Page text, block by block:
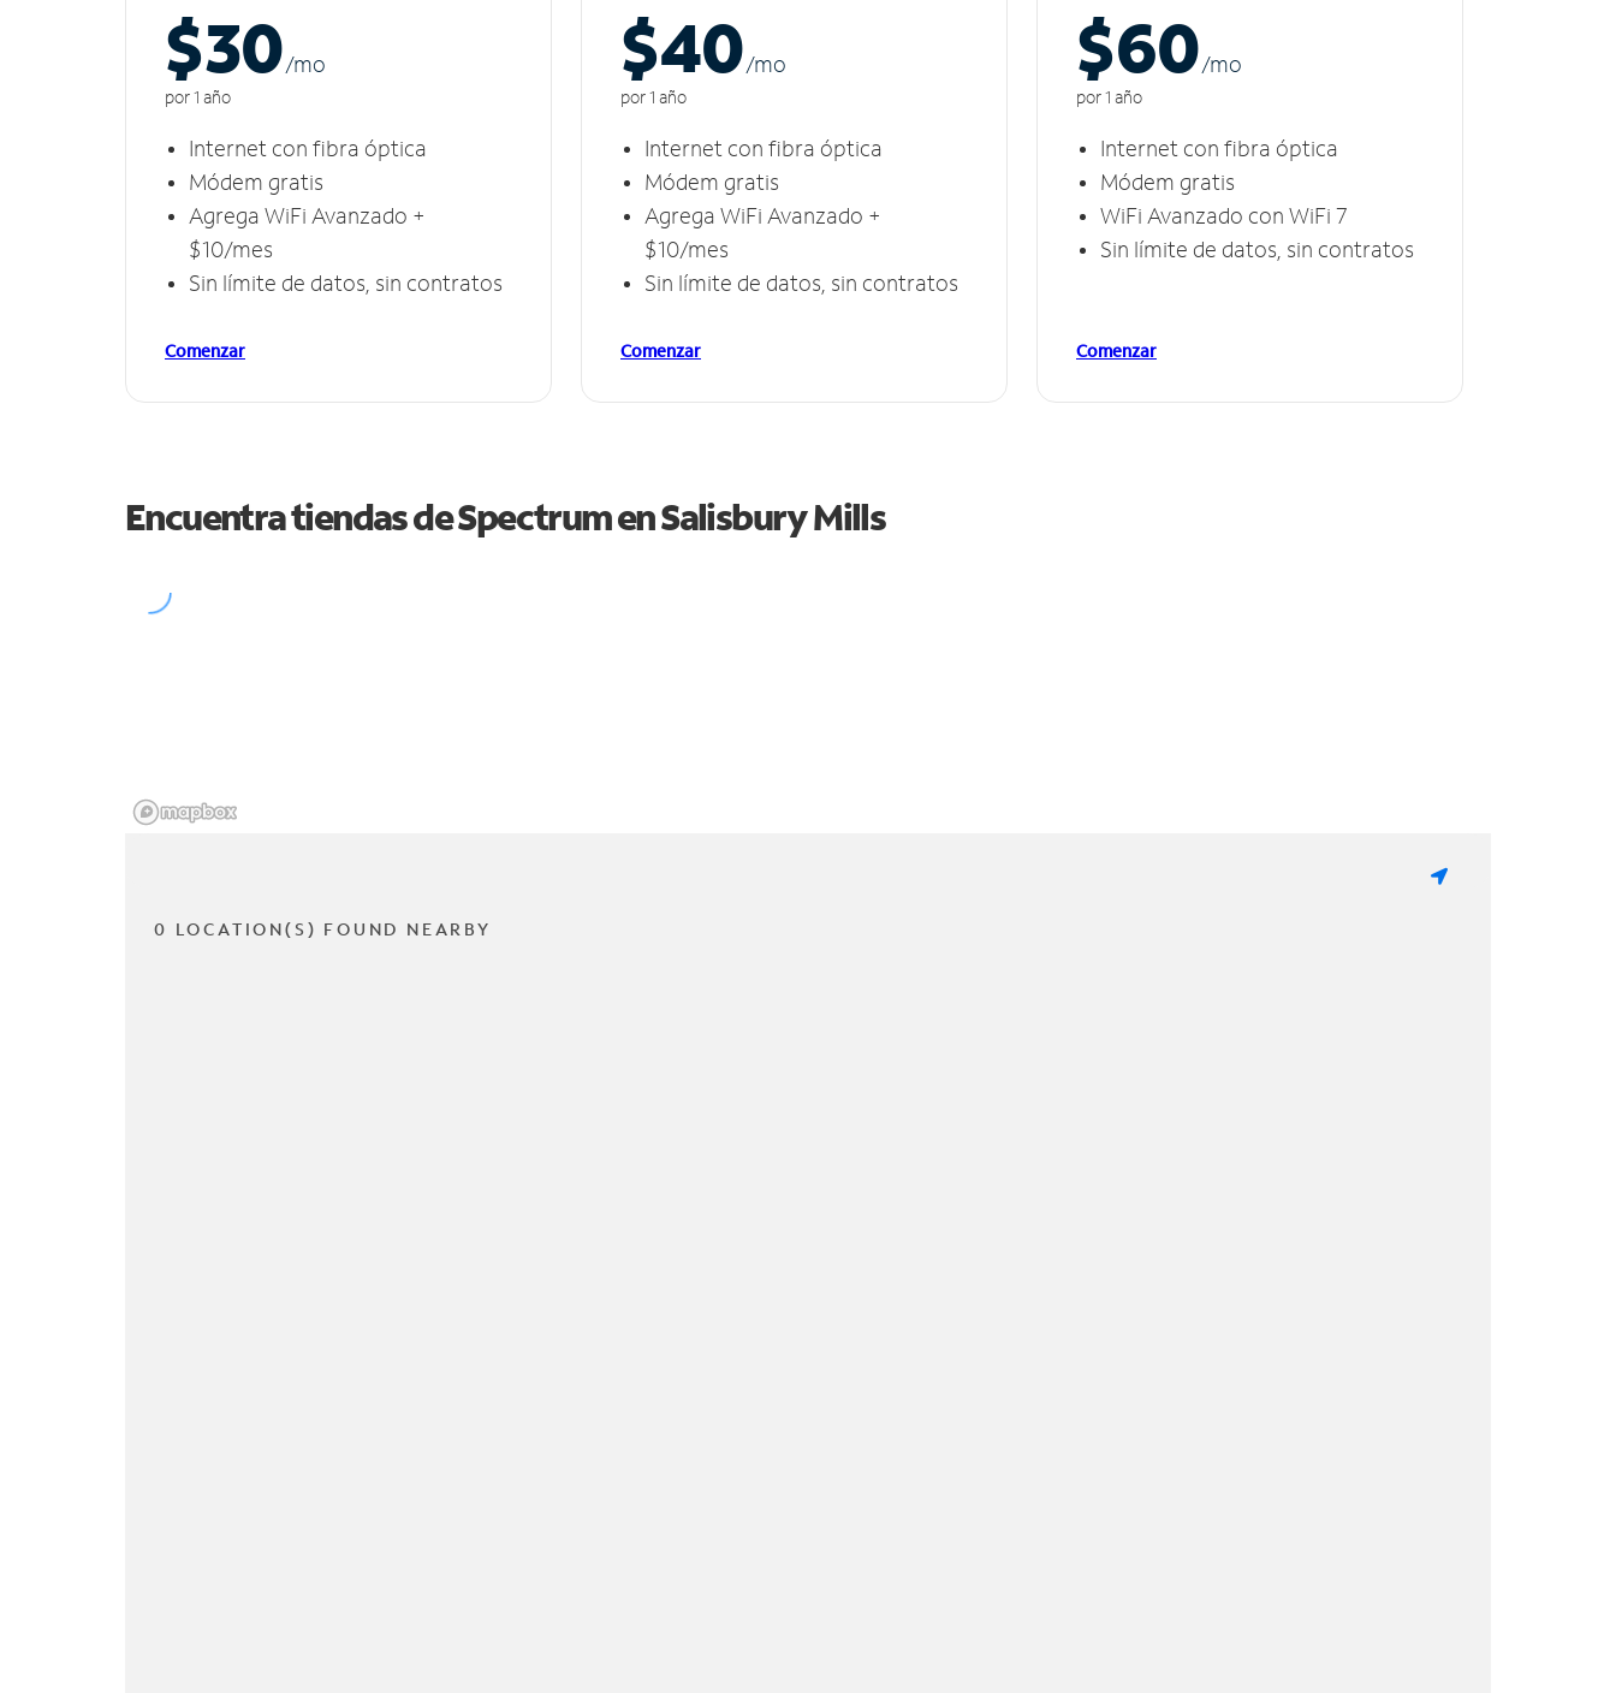
$30/mo
por 1 año
Internet con fibra óptica
Módem gratis
Agrega WiFi Avanzado +
$10/mes
Sin límite de datos, sin contratos
Comenzar
$40/mo
por 1 año
Internet con fibra óptica
Módem gratis
Agrega WiFi Avanzado +
$10/mes
Sin límite de datos, sin contratos
Comenzar
$60/mo
por 1 año
Internet con fibra óptica
Módem gratis
WiFi Avanzado con WiFi 7
Sin límite de datos, sin contratos
Comenzar
Encuentra tiendas de Spectrum enSalisbury Mills
0 LOCATION(S) FOUND NEARBY